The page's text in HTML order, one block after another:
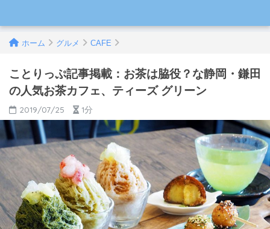
ホーム グルメ CAFE
ことりっぷ記事掲載：お茶は脇役？な静岡・鎌田
の人気お茶カフェ、ティーズ グリーン
2019/07/25 1分